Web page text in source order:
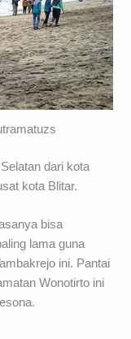
dari kota
kota Blitar.
bisa
lama guna
ini. Pantai
Wonotirto ini